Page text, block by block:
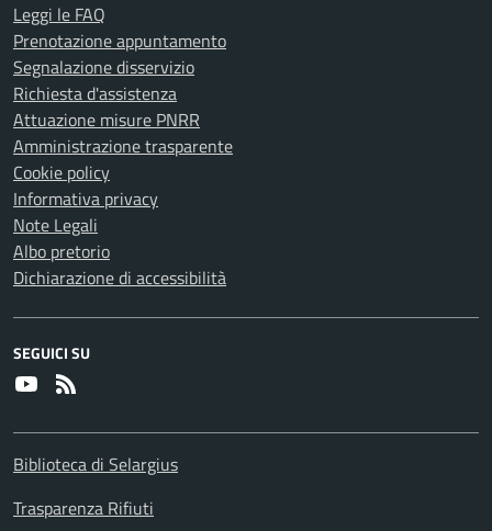
Leggi le FAQ
Prenotazione appuntamento
Segnalazione disservizio
Richiesta d'assistenza
Attuazione misure PNRR
Amministrazione trasparente
Cookie policy
Informativa privacy
Note Legali
Albo pretorio
Dichiarazione di accessibilità
SEGUICI SU
Youtube
Biblioteca di Selargius
Trasparenza Rifiuti